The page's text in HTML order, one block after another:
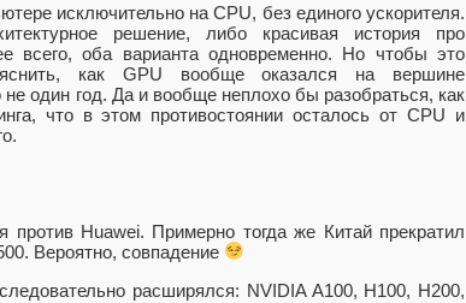
исключительно на CPU, без единого ускорителя.
решение, либо красивая история про
всего, оба варианта одновременно. Но чтобы это
как GPU вообще оказался на вершине
один год. Да и вообще неплохо бы разобраться, как
что в этом противостоянии осталось от CPU и
Huawei. Примерно тогда же Китай прекратил
Вероятно, совпадение
расширялся: NVIDIA A100, H100, H200,